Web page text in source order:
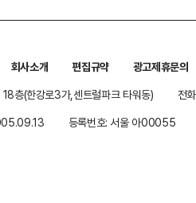
회사소개 편집규약
광고제휴문의
층(한강로3가,센트럴파크 타워동)
전
등록번호: 서울 아00055